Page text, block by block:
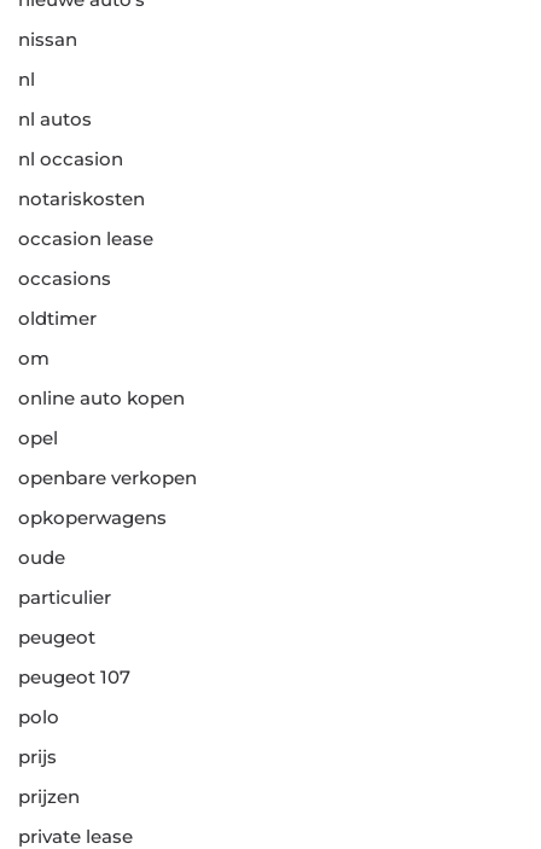
nissan
nl
nl autos
nl occasion
notariskosten
occasion lease
occasions
oldtimer
om
online auto kopen
opel
openbare verkopen
opkoperwagens
oude
particulier
peugeot
peugeot 107
polo
prijs
prijzen
private lease